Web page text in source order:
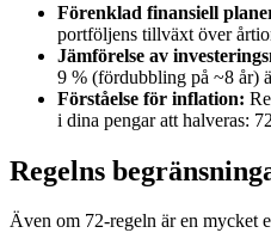
Förenklad finansiell
portföljens tillväxt över
Jämförelse av
9 % (fördubbling på ~8 år)
Förståelse för inflation:
i dina pengar att halveras:
Regelns
Även om 72-regeln är en mycket